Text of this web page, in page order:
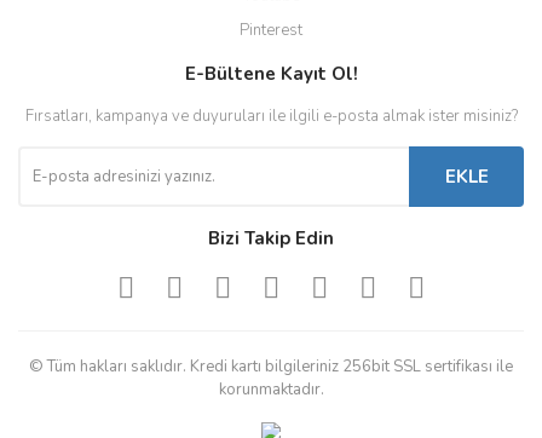
Pinterest
E-Bültene Kayıt Ol!
Fırsatları, kampanya ve duyuruları ile ilgili e-posta almak ister misiniz?
EKLE
Bizi Takip Edin
© Tüm hakları saklıdır. Kredi kartı bilgileriniz 256bit SSL sertifikası ile
korunmaktadır.